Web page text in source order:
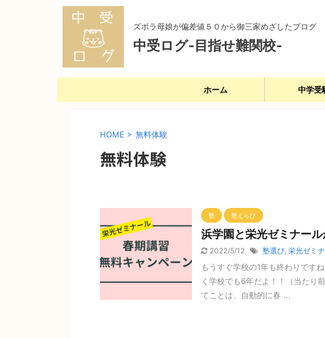
ズボラ母娘が偏差値５０から御三家めざしたブログ
中受ログ-目指せ難関校-
ホーム 中学受
HOME > 無料体験
無料体験
塾 塾えらび
浜学園と栄光ゼミナー
2022/5/12 塾選び, 栄光ゼミ
もうすぐ学校の1年も終わりです
く学校でも6年だよ！！（当た
てことは、自動的に春 ...